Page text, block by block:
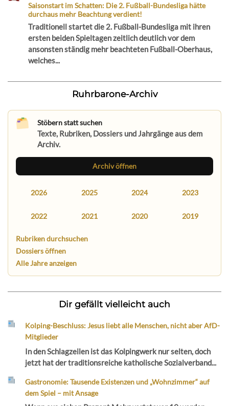
Saisonstart im Schatten: Die 2. Fußball-Bundesliga hätte
durchaus mehr Beachtung verdient!
Traditionell startet die 2. Fußball-Bundesliga mit ihren
ersten beiden Spieltagen zeitlich deutlich vor dem
ansonsten ständig mehr beachteten Fußball-Oberhaus,
welches...
Ruhrbarone-Archiv
Stöbern statt suchen
Texte, Rubriken, Dossiers und Jahrgänge aus dem
Archiv.
Archiv öffnen
2026 2025 2024 2023
2022 2021 2020 2019
Rubriken durchsuchen
Dossiers öffnen
Alle Jahre anzeigen
Dir gefällt vielleicht auch
Kolping-Beschluss: Jesus liebt alle Menschen, nicht aber AfD-
Mitglieder
In den Schlagzeilen ist das Kolpingwerk nur selten, doch
jetzt hat der traditionsreiche katholische Sozialverband...
Gastronomie: Tausende Existenzen und „Wohnzimmer“ auf
dem Spiel – mit Ansage